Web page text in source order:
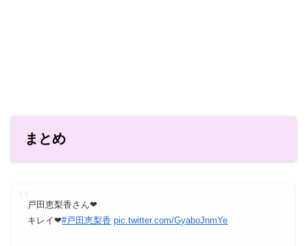
まとめ
戸田恵梨香さん❤
キレイ❤#戸田恵梨香 pic.twitter.com/GyaboJnmYe